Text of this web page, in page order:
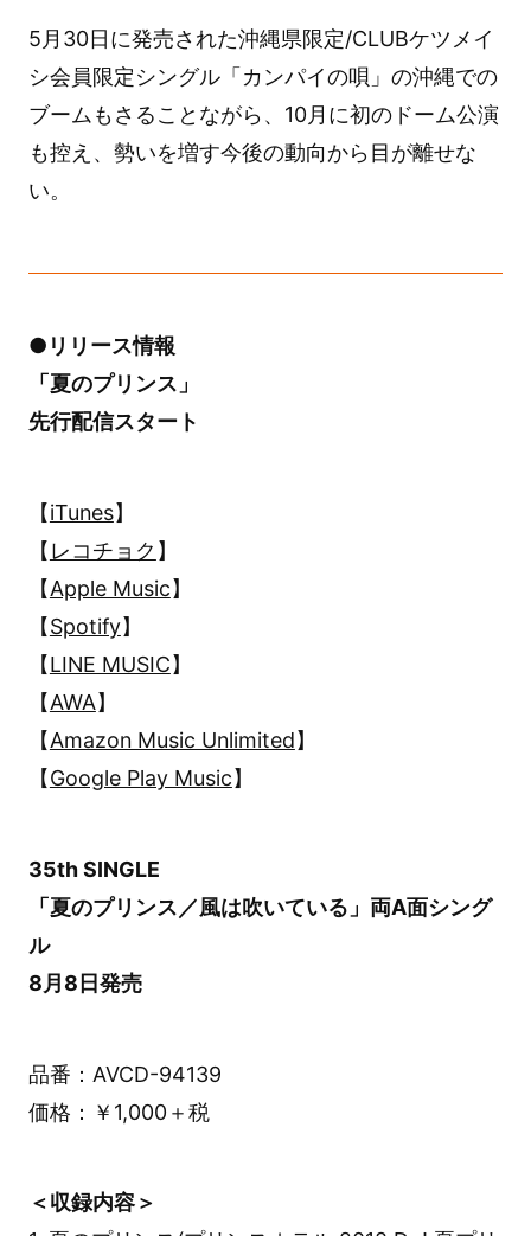
5月30日に発売された沖縄県限定/CLUBケツメイ
シ会員限定シングル「カンパイの唄」の沖縄での
ブームもさることながら、10月に初のドーム公演
も控え、勢いを増す今後の動向から目が離せな
い。
●リリース情報
「夏のプリンス」
先行配信スタート
【iTunes】
【 レコチョク 】
【Apple Music】
【Spotify】
【LINE MUSIC】
【AWA】
【Amazon Music Unlimited】
【Google Play Music】
35th SINGLE
「夏のプリンス／風は吹いている」両A面シング
ル
8月8日発売
品番：AVCD-94139
価格：￥1,000＋税
＜収録内容＞